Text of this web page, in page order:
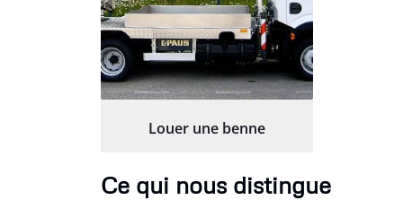
Louer une benne
Ce qui nous distingue